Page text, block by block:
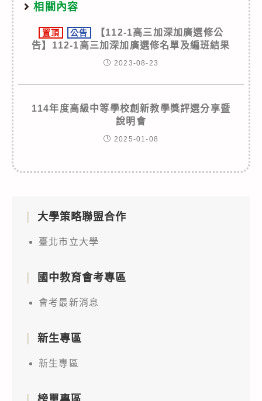
相關內容
置頂 公告
【112-1高三加深加廣選修公
告】112-1高三加深加廣選修名單及編班結果
2023-08-23
114年度高級中等學校創新教學獎評選分享暨
說明會
2025-01-08
大學策略聯盟合作
臺北市立大學
國中教育會考專區
會考最新消息
新生專區
新生專區